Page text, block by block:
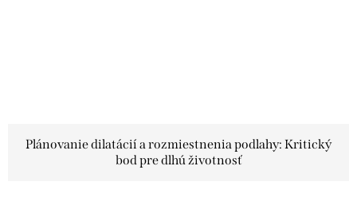
Plánovanie dilatácií a rozmiestnenia podlahy: Kritický
bod pre dlhú životnosť